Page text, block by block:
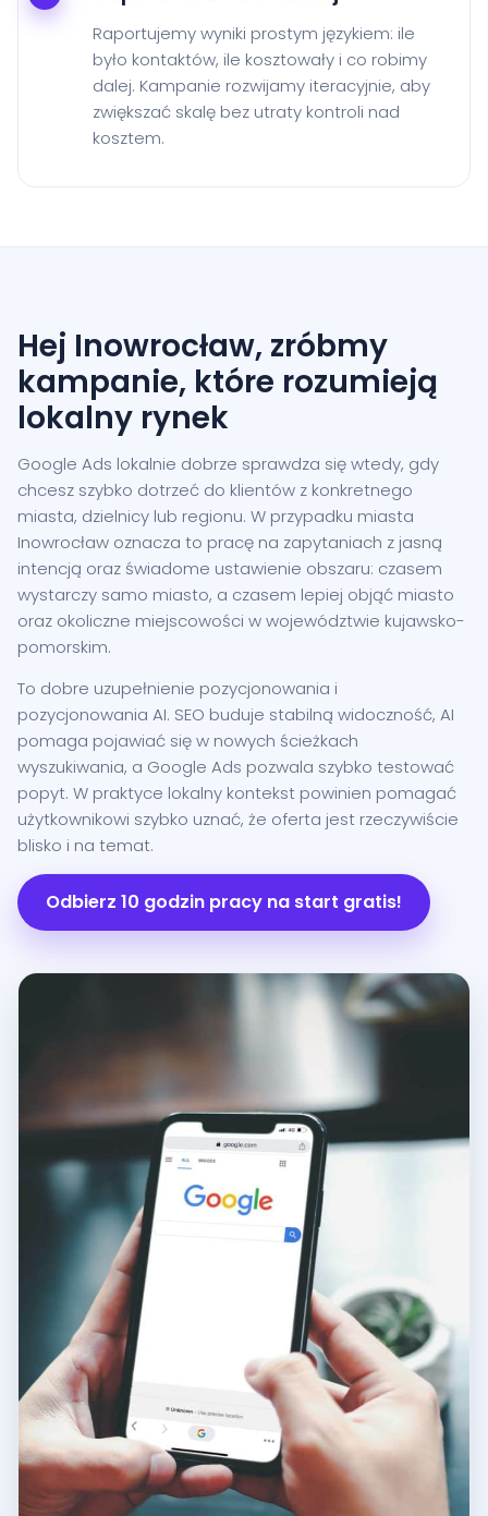
Raportujemy wyniki prostym językiem: ile
było kontaktów, ile kosztowały i co robimy
dalej. Kampanie rozwijamy iteracyjnie, aby
zwiększać skalę bez utraty kontroli nad
kosztem.
Hej Inowrocław, zróbmy
kampanie, które rozumieją
lokalny rynek
Google Ads lokalnie dobrze sprawdza się wtedy, gdy
chcesz szybko dotrzeć do klientów z konkretnego
miasta, dzielnicy lub regionu. W przypadku miasta
Inowrocław oznacza to pracę na zapytaniach z jasną
intencją oraz świadome ustawienie obszaru: czasem
wystarczy samo miasto, a czasem lepiej objąć miasto
oraz okoliczne miejscowości w województwie kujawsko-
pomorskim.
To dobre uzupełnienie pozycjonowania i
pozycjonowania AI. SEO buduje stabilną widoczność, AI
pomaga pojawiać się w nowych ścieżkach
wyszukiwania, a Google Ads pozwala szybko testować
popyt. W praktyce lokalny kontekst powinien pomagać
użytkownikowi szybko uznać, że oferta jest rzeczywiście
blisko i na temat.
Odbierz 10 godzin pracy na start gratis!